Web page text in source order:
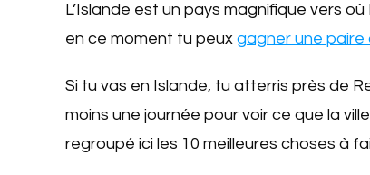
L’Islande est un pays magnifique vers
en ce moment tu peux gagner une paire
Si tu vas en Islande, tu atterris près de
moins une journée pour voir ce que la
regroupé ici les 10 meilleures choses à